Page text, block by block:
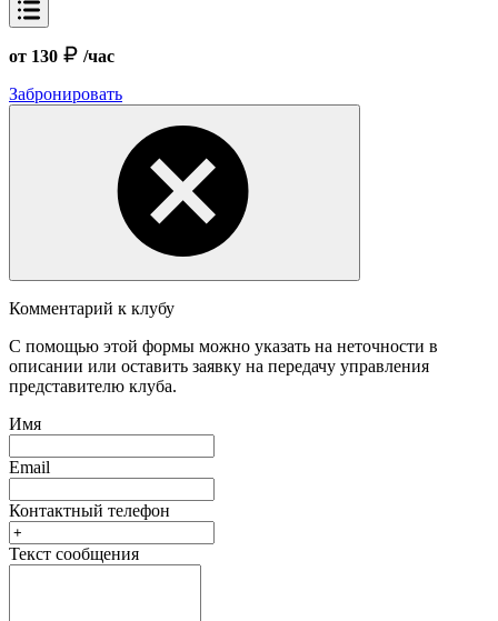
от 130
/час
Забронировать
Комментарий к клубу
С помощью этой формы можно указать на неточности в
описании или оставить заявку на передачу управления
представителю клуба.
Имя
Email
Контактный телефон
Текст сообщения